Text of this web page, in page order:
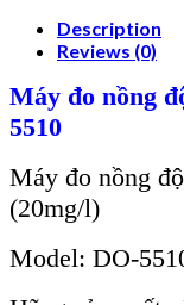
Description
Reviews (0)
Máy đo nồng
5510
Máy đo nồng
(20mg/l)
Model: DO-